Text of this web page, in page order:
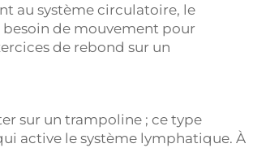
au système circulatoire, le
besoin de mouvement pour
de rebond sur un
sur un trampoline ; ce type
active le système lymphatique. À